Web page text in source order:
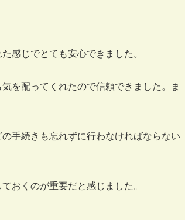
感じでとても安心できました。
を配ってくれたので信頼できました。ま
手続きも忘れずに行わなければならない
おくのが重要だと感じました。